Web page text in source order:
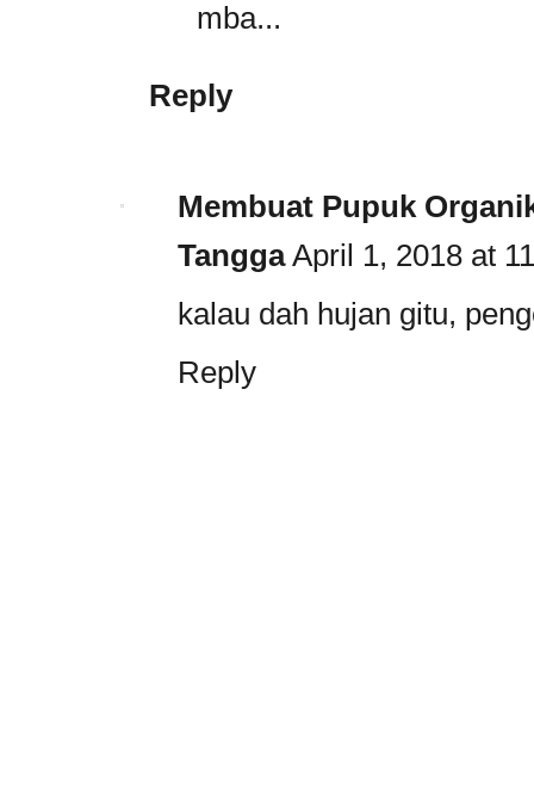
mba...
Reply
Membuat Pupuk
Tangga April 1, 2018 at
kalau dah hujan gitu,
Reply